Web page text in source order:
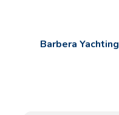
Barbera Yachting